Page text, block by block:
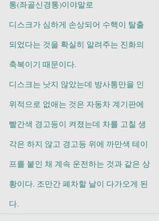
통(좌골신경통)이야말로
디스크가 심하게 손상되어 수핵이 탈출
되었다는 것을 확실히 알려주는 진화의
축복이기 때문이다.
디스크는 낫지 않았는데 방사통만을 인
위적으로 없애는 것은 자동차 계기판에
빨간색 경고등이 켜졌는데 차를 고칠 생
각은 하지 않고 경고등 위에 까만색 테이
프를 붙인 채 계속 운전하는 것과 같은 상
황이다. 조만간 폐차할 날이 다가오게 된
다.